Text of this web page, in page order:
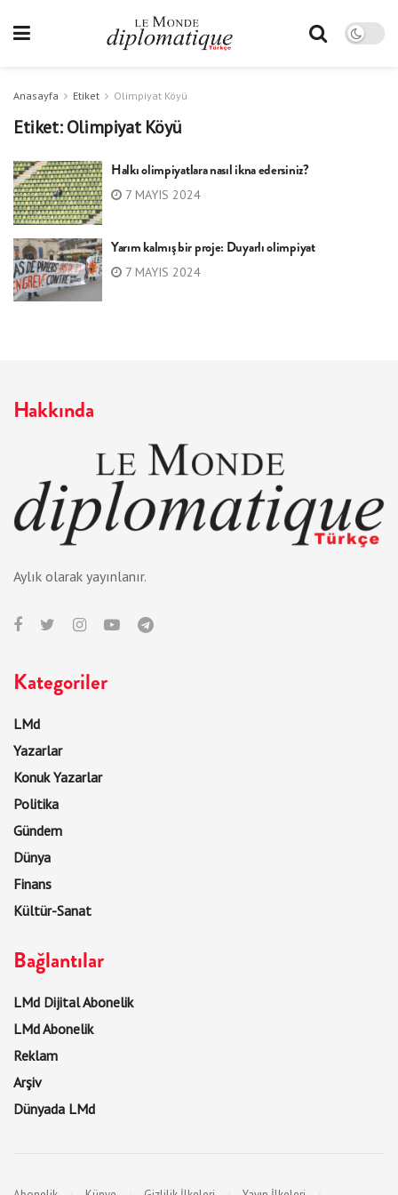
Anasayfa Etiket Olimpiyat Köyü
Etiket:Olimpiyat Köyü
Halkı olimpiyatlara nasıl ikna edersiniz?
7 MAYIS 2024
Yarım kalmış bir proje: Duyarlı olimpiyat
7 MAYIS 2024
Hakkında
Aylık olarak yayınlanır.
Kategoriler
LMd
Yazarlar
Konuk Yazarlar
Politika
Gündem
Dünya
Finans
Kültür-Sanat
Bağlantılar
LMd Dijital Abonelik
LMd Abonelik
Reklam
Arşiv
Dünyada LMd